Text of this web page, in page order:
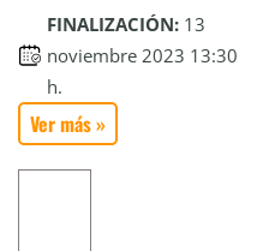
FINALIZACIÓN: 13
noviembre 2023 13:30
h.
Ver más »